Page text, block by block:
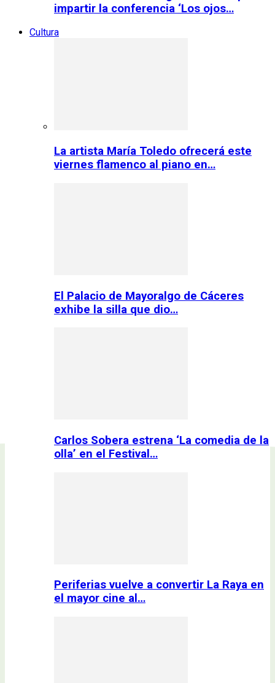
impartir la conferencia ‘Los ojos…
Cultura
La artista María Toledo ofrecerá este
viernes flamenco al piano en…
El Palacio de Mayoralgo de Cáceres
exhibe la silla que dio…
Carlos Sobera estrena ‘La comedia de la
olla’ en el Festival…
Periferias vuelve a convertir La Raya en
el mayor cine al…